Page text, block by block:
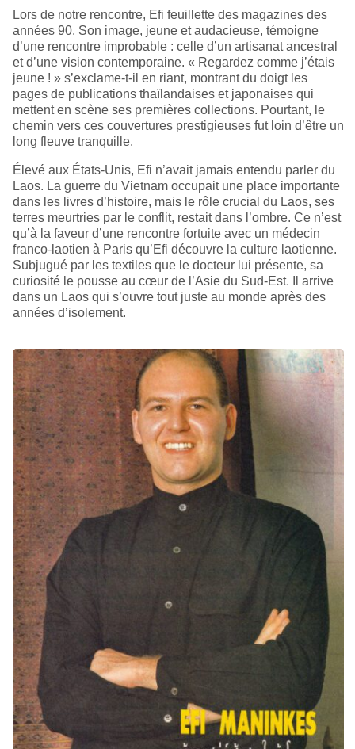
Lors de notre rencontre, Efi feuillette des magazines des
années 90. Son image, jeune et audacieuse, témoigne
d’une rencontre improbable : celle d’un artisanat ancestral
et d’une vision contemporaine. « Regardez comme j’étais
jeune ! » s’exclame-t-il en riant, montrant du doigt les
pages de publications thaïlandaises et japonaises qui
mettent en scène ses premières collections. Pourtant, le
chemin vers ces couvertures prestigieuses fut loin d’être un
long fleuve tranquille.
Élevé aux États-Unis, Efi n’avait jamais entendu parler du
Laos. La guerre du Vietnam occupait une place importante
dans les livres d’histoire, mais le rôle crucial du Laos, ses
terres meurtries par le conflit, restait dans l’ombre. Ce n’est
qu’à la faveur d’une rencontre fortuite avec un médecin
franco-laotien à Paris qu’Efi découvre la culture laotienne.
Subjugué par les textiles que le docteur lui présente, sa
curiosité le pousse au cœur de l’Asie du Sud-Est. Il arrive
dans un Laos qui s’ouvre tout juste au monde après des
années d’isolement.